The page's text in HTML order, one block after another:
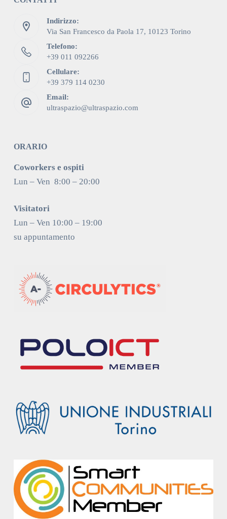
Indirizzo:
Via San Francesco da Paola 17, 10123 Torino
Telefono:
+39 011 092266
Cellulare:
+39 379 114 0230
Email:
ultraspazio@ultraspazio.com
ORARIO
Coworkers e ospiti
Lun – Ven 8:00 – 20:00
Visitatori
Lun – Ven 10:00 – 19:00
su appuntamento